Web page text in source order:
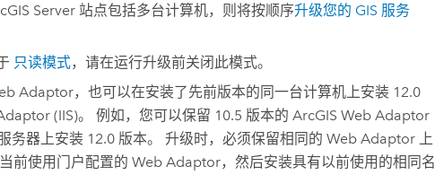
Server站点包括多台计算机，则将按顺序升级您的 GIS 服务
只读模式，请在运行升级前关闭此模式。
Adaptor，也可以在安装了先前版本的同一台计算机上安装 12.0
(IIS)。 例如，您可以保留 10.5 版本的 ArcGIS Web Adaptor
务器上安装 12.0版本。 升级时，必须保留相同的 Web Adaptor 上
前使用门户配置的 Web Adaptor，然后安装具有以前使用的相同名